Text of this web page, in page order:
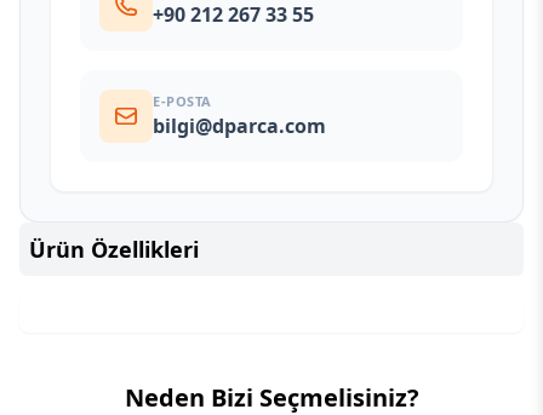
+90 212 267 33 55
E-POSTA
bilgi@dparca.com
Ürün Özellikleri
Neden Bizi Seçmelisiniz?